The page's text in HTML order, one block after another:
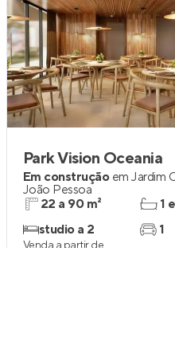
Park Vision Oceania
Em construção em Jardim
João Pessoa
22 a 90 m²
studio a 2
1
1
Venda a partir de